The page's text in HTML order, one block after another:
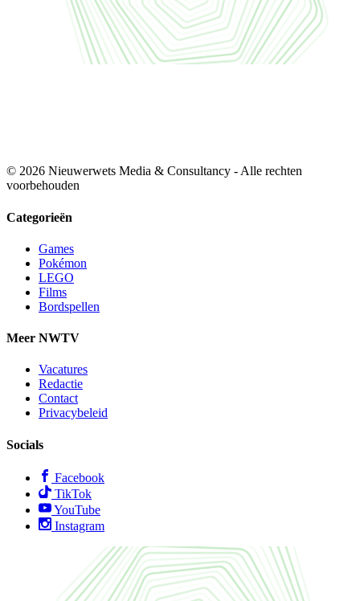
© 2026 Nieuwerwets Media & Consultancy - Alle rechten
voorbehouden
Categorieën
Games
Pokémon
LEGO
Films
Bordspellen
Meer NWTV
Vacatures
Redactie
Contact
Privacybeleid
Socials
Facebook
TikTok
YouTube
Instagram